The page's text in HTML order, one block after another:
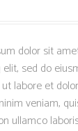
dolor sit
elit, sed do
labore et
veniam,
ullamco